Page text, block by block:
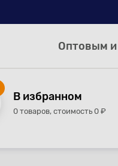
Оптовым
В избранном
0 товаров, стоимость 0 ₽